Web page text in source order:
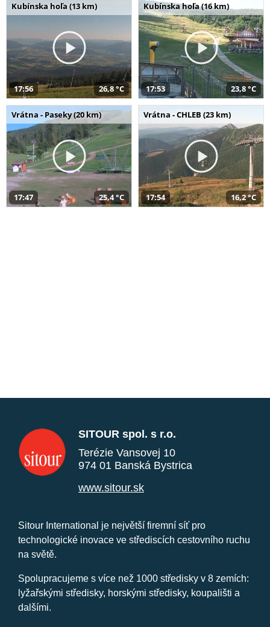
Kubínska hoľa (13 km)
17:56 26,8 °C
Kubínska hoľa (16 km)
17:53 23,8 °C
Vrátna - Paseky (20 km)
17:47 25,4 °C
Vrátna - CHLEB (23 km)
17:54 16,2 °C
SITOUR spol. s r.o.
Terézie Vansovej 10
974 01 Banská Bystrica
www.sitour.sk
Sitour International je největší firemní síť pro
technologické inovace ve střediscích cestovního ruchu
na světě.
Spolupracujeme s více než 1000 středisky v 8 zemích:
lyžařskými středisky, horskými středisky, koupališti a
dalšími.